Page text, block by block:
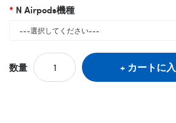
N Airpods機種
数量 カートに